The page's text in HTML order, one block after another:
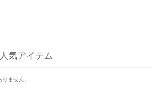
気アイテム
ません。